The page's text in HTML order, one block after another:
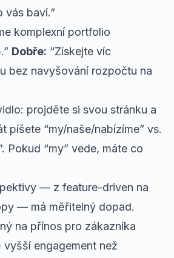
vás baví.”
komplexní portfolio
Dobře: “Získejte víc
bez navyšování rozpočtu na
projděte si svou stránku a
píšete “my/naše/nabízíme” vs.
Pokud “my” vede, máte co
— z feature-driven na
— má měřitelný dopad.
na přínos pro zákazníka
vyšší engagement než